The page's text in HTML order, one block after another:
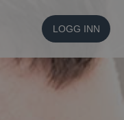
LOGG INN